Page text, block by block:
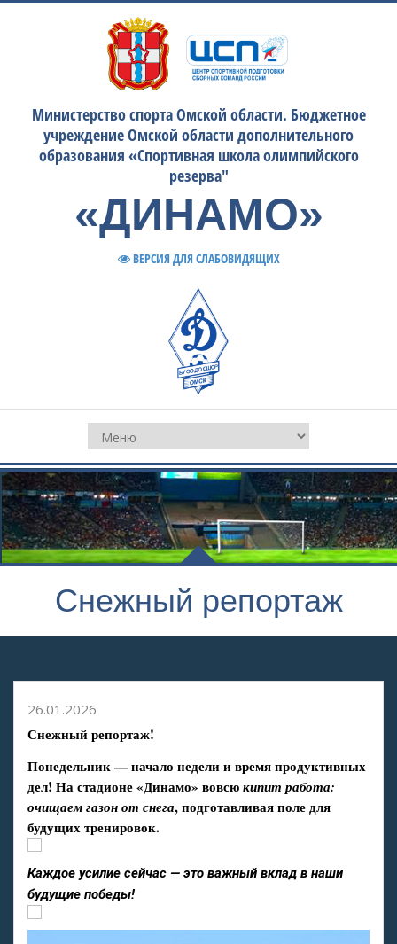
Министерство спорта Омской области. Бюджетное
учреждение Омской области дополнительного
образования «Спортивная школа олимпийского
резерва"
«ДИНАМО»
ВЕРСИЯ ДЛЯ СЛАБОВИДЯЩИХ
Снежный репортаж
26.01.2026
Снежный репортаж!
Понедельник — начало недели и время продуктивных
дел! На стадионе «Динамо» вовсюкипит работа:
очищаем газон от снега, подготавливая поле для
будущих тренировок.
Каждое усилие сейчас — это важный вклад в наши
будущие победы!